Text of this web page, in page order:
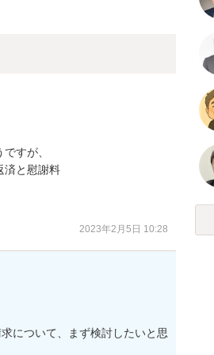
すが、
済と慰謝料
2023年2月5日 10:28
について、まず検討したいと思